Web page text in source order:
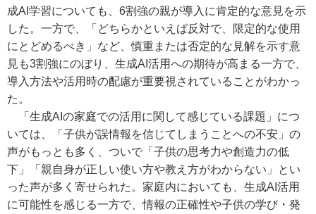
成AI学習についても、6割強の親が導入に肯定的な意見を示
した。一方で、「どちらかといえば反対で、限定的な使用
にとどめるべき」など、慎重または否定的な見解を示す意
見も3割強にのぼり、生成AI活用への期待が高まる一方で、
導入方法や活用時の配慮が重要視されていることがわかっ
た。
「生成AIの家庭での活用に関して感じている課題」につ
いては、「子供が誤情報を信じてしまうことへの不安」の
声がもっとも多く、ついで「子供の思考力や創造力の低
下」「親自身が正しい使い方や教え方がわからない」とい
った声が多く寄せられた。家庭内においても、生成AI活用
に可能性を感じる一方で、情報の正確性や子供の学び・発